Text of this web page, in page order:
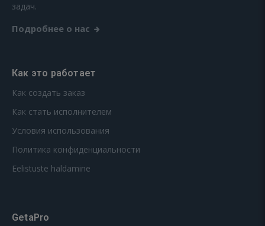
задач.
Подробнее о нас
Как это работает
Как создать заказ
Как стать исполнителем
Условия использования
Политика конфиденциальности
Eelistuste haldamine
GetaPro